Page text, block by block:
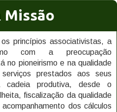
Missão
princípios associativistas, a
com a preocupação
no pioneirismo e na qualidade
prestados aos seus
cadeia produtiva, desde o
fiscalização da qualidade
dos cálculos